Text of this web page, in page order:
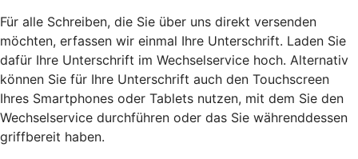
Für alle Schreiben, die Sie über uns direkt versenden
möchten, erfassen wir einmal Ihre Unterschrift. Laden Sie
dafür Ihre Unterschrift im Wechselservice hoch. Alternativ
können Sie für Ihre Unterschrift auch den Touchscreen
Ihres Smartphones oder Tablets nutzen, mit dem Sie den
Wechselservice durchführen oder das Sie währenddessen
griffbereit haben.